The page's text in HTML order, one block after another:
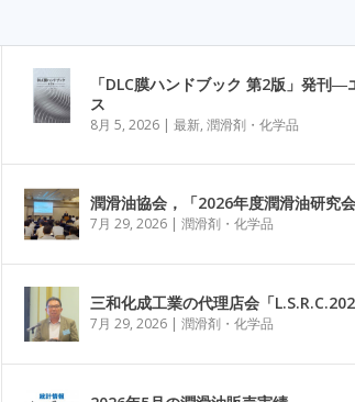
「DLC膜ハンドブック 第2版」発刊―
ス
8月 5, 2026| 最新, 潤滑剤・化学品
潤滑油協会，「2026年度潤滑油研究
7月 29, 2026| 潤滑剤・化学品
三和化成工業の代理店会「
7月 29, 2026| 潤滑剤・化学品